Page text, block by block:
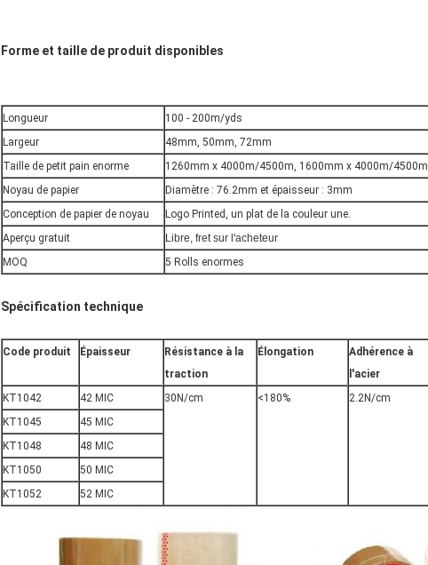
Forme et taille de produit disponibles
Longueur
100 - 200m/yds
Largeur
48mm, 50mm, 72mm
Taille de petit pain enorme
1260mm x 4000m/4500m, 1600mm x 4000m/4500m
Noyau de papier
Diamètre : 76.2mm et épaisseur : 3mm
Conception de papier de noyau
Logo Printed, un plat de la couleur une.
Aperçu gratuit
Libre, fret sur l'acheteur
MOQ
5 Rolls enormes
Spécification technique
Code produit Épaisseur
Résistance à la
traction
Élongation
Adhérence à
l'acier
KT1042 42 MIC 30N/cm <180% 2.2N/cm
KT1045
45 MIC
KT1048
48 MIC
KT1050
50 MIC
KT1052
52 MIC